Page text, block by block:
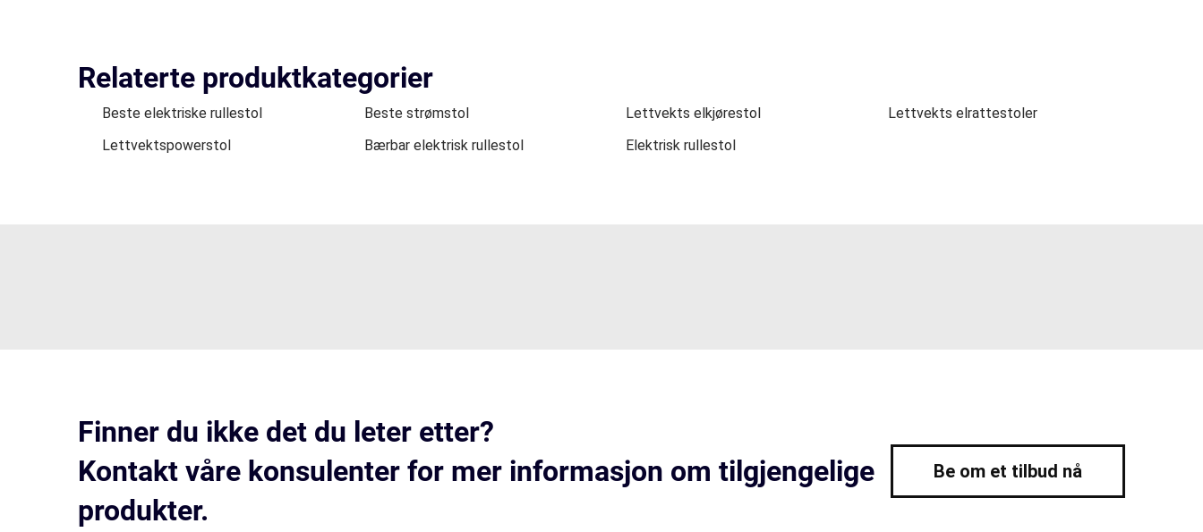
Relaterte produktkategorier
Beste elektriske rullestol Beste strømstol Lettvekts elkjørestol
Lettvekts elrattestoler
Lettvektspowerstol
Bærbar elektrisk rullestol Elektrisk rullestol
Finner du ikke det du leter etter?
Kontakt våre konsulenter for mer informasjon om tilgjengelige
produkter.
Be om et tilbud nå